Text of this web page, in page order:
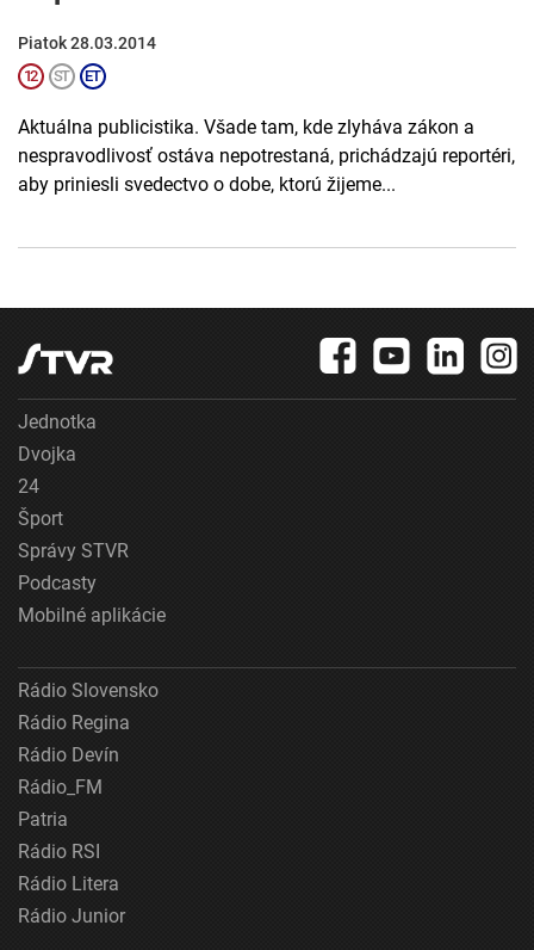
Piatok 28.03.2014
Aktuálna publicistika. Všade tam, kde zlyháva zákon a
nespravodlivosť ostáva nepotrestaná, prichádzajú reportéri,
aby priniesli svedectvo o dobe, ktorú žijeme...
Jednotka
Dvojka
24
Šport
Správy STVR
Podcasty
Mobilné aplikácie
Rádio Slovensko
Rádio Regina
Rádio Devín
Rádio_FM
Patria
Rádio RSI
Rádio Litera
Rádio Junior